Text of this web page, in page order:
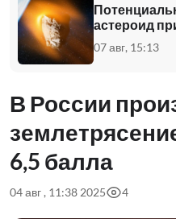
астероид
07 авг, 15:13
В России
6,5 балла
04 авг , 11:38 2025 4